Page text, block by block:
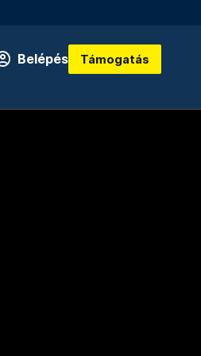
Belépés Támogatás